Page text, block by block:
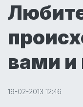
вами и
19-02-2013 12:46